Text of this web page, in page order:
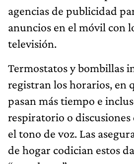
agencias de publicidad
anuncios en el móvil con
televisión.
Termostatos y bombillas
registran los horarios, en
pasan más tiempo e
respiratorio o discusiones
el tono de voz. Las
de hogar codician estos